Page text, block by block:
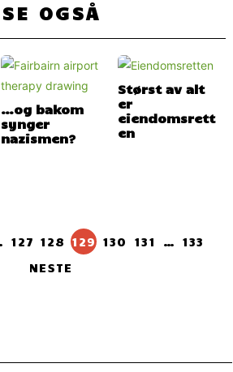
SE OGSÅ
…og bakom
synger
nazismen?
Størst av alt
er
eiendomsrett
en
127 128 129 130 131 …
133
NESTE